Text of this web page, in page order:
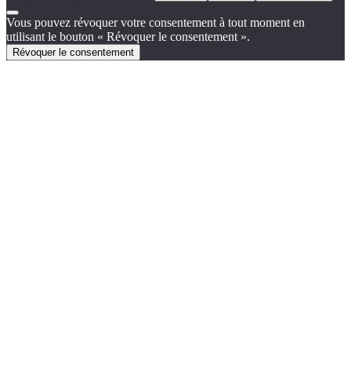
Vous pouvez révoquer votre consentement à tout moment en
utilisant le bouton « Révoquer le consentement ».
Révoquer le consentement